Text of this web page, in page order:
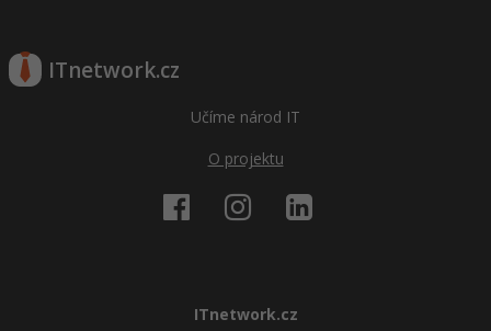
ITnetwork.cz
Učíme národ IT
O projektu
ITnetwork.cz